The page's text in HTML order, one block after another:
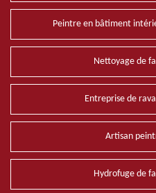
Peintre en bâtiment
Nettoyage de
Entreprise de
Artisan
Hydrofuge de